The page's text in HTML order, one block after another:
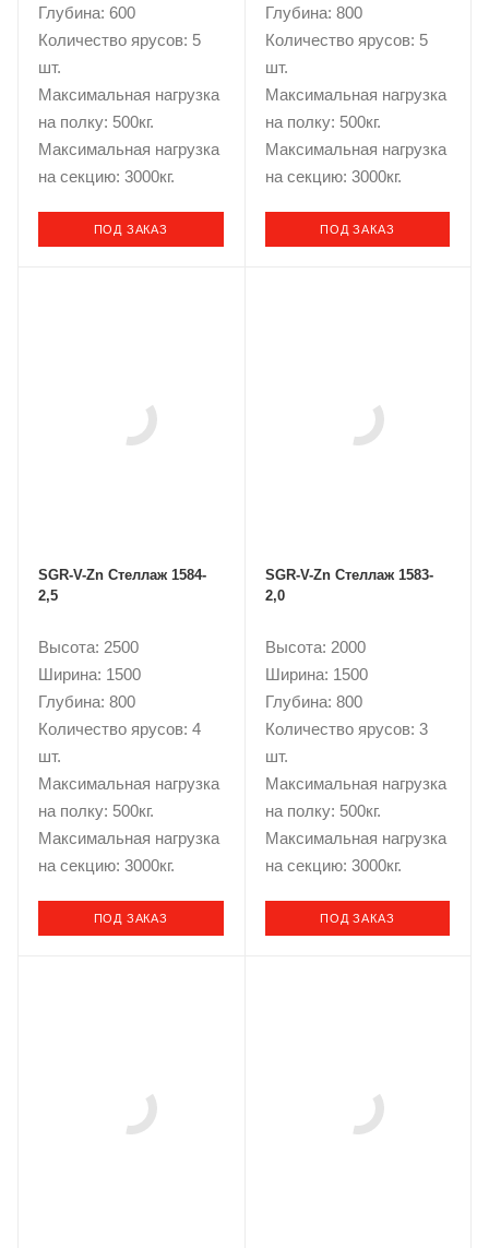
Глубина: 600
Количество ярусов: 5
шт.
Максимальная нагрузка
на полку: 500кг.
Максимальная нагрузка
на секцию: 3000кг.
ПОД ЗАКАЗ
Глубина: 800
Количество ярусов: 5
шт.
Максимальная нагрузка
на полку: 500кг.
Максимальная нагрузка
на секцию: 3000кг.
ПОД ЗАКАЗ
SGR-V-Zn Стеллаж 1584-
2,5
Высота: 2500
Ширина: 1500
Глубина: 800
Количество ярусов: 4
шт.
Максимальная нагрузка
на полку: 500кг.
Максимальная нагрузка
на секцию: 3000кг.
ПОД ЗАКАЗ
SGR-V-Zn Стеллаж 1583-
2,0
Высота: 2000
Ширина: 1500
Глубина: 800
Количество ярусов: 3
шт.
Максимальная нагрузка
на полку: 500кг.
Максимальная нагрузка
на секцию: 3000кг.
ПОД ЗАКАЗ